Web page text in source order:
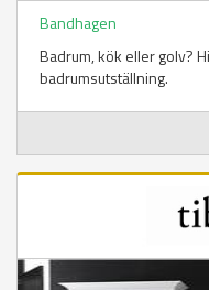
Bandhagen
Badrum, kök eller golv?
badrumsutställning.